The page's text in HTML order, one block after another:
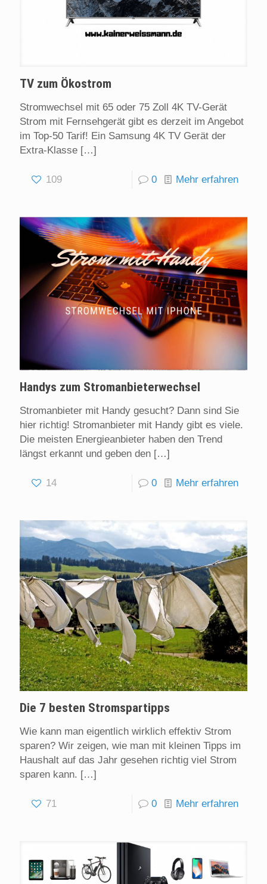
TV zum Ökostrom
Stromwechsel mit 65 oder 75 Zoll 4K TV-Gerät
Strom mit Fernsehgerät gibt es derzeit im Angebot
im Top-50 Tarif! Ein Samsung 4K TV Gerät der
Extra-Klasse […]
109 0 Mehr erfahren
Handys zum Stromanbieterwechsel
Stromanbieter mit Handy gesucht? Dann sind Sie
hier richtig! Stromanbieter mit Handy gibt es viele.
Die meisten Energieanbieter haben den Trend
längst erkannt und geben den […]
14 0 Mehr erfahren
Die 7 besten Stromspartipps
Wie kann man eigentlich wirklich effektiv Strom
sparen? Wir zeigen, wie man mit kleinen Tipps im
Haushalt auf das Jahr gesehen richtig viel Strom
sparen kann. […]
71 0 Mehr erfahren